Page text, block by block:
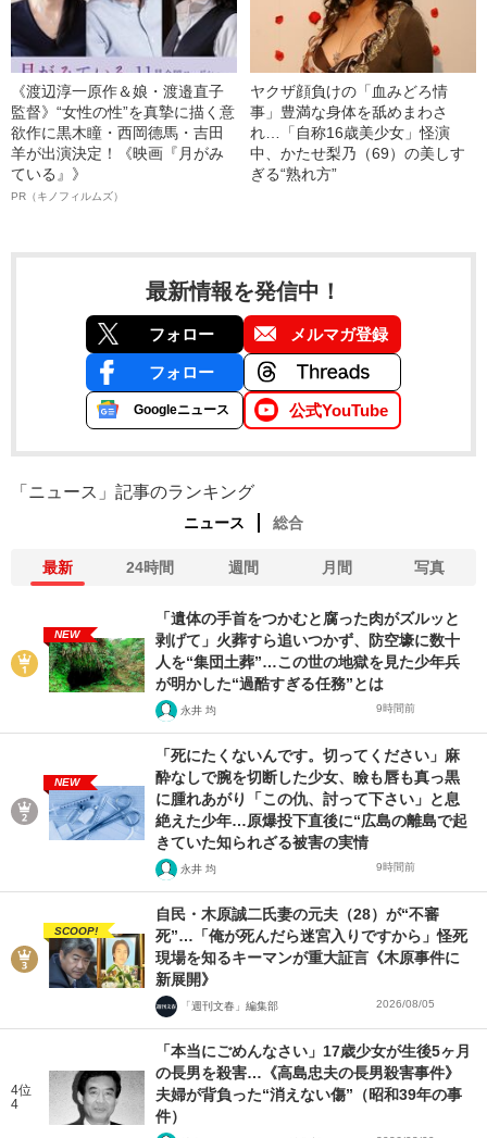
《渡辺淳一原作＆娘・渡邉直子
監督》“女性の性”を真摯に描く意
欲作に黒木瞳・西岡德馬・吉田
羊が出演決定！《映画『月がみ
ている』》
PR（キノフィルムズ）
ヤクザ顔負けの「血みどろ情
事」豊満な身体を舐めまわさ
れ…「自称16歳美少女」怪演
中、かたせ梨乃（69）の美しす
ぎる“熟れ方”
最新情報を発信中！
フォロー メルマガ登録
フォロー
Googleニュース 公式YouTube
「ニュース」記事のランキング
ニュース 総合
最新 24時間 週間 月間 写真
NEW
「遺体の手首をつかむと腐った肉がズルッと
剥げて」火葬すら追いつかず、防空壕に数十
人を“集団土葬”…この世の地獄を見た少年兵
が明かした“過酷すぎる任務”とは
永井 均 9時間前
NEW
「死にたくないんです。切ってください」麻
酔なしで腕を切断した少女、瞼も唇も真っ黒
に腫れあがり「この仇、討って下さい」と息
絶えた少年…原爆投下直後に“広島の離島で起
きていた知られざる被害の実情
永井 均 9時間前
SCOOP!
自民・木原誠二氏妻の元夫（28）が“不審
死”…「俺が死んだら迷宮入りですから」怪死
現場を知るキーマンが重大証言《木原事件に
新展開》
「週刊文春」編集部 2026/08/05
4位
4
「本当にごめんなさい」17歳少女が生後5ヶ月
の長男を殺害…《高島忠夫の長男殺害事件》
夫婦が背負った“消えない傷”（昭和39年の事
件）